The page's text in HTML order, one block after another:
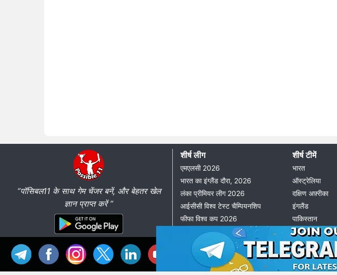
“पॉसिबल11 के साथ गेम चेंजर बनें, और बेहतर खेल
ज्ञान प्राप्त करें ”
शीर्ष लीग
एमएलसी 2026
भारत का इंग्लैंड दौरा, 2026
लंका प्रीमियर लीग 2026
आईसीसी विश्व टेस्ट चैम्पियनशिप
फीफा विश्व कप 2026
शीर्ष टीमें
भारत
ऑस्ट्रेलिया
दक्षिण अफ़्रीका
इंगलैंड
पाकिस्तान
© 2026 Possible11
All rights reserved